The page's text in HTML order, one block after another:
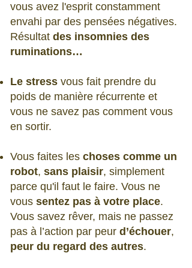
vous avez l'esprit constamment
envahi par des pensées négatives.
Résultat des insomnies des
ruminations…
Le stress vous fait prendre du
poids de manière récurrente et
vous ne savez pas comment vous
en sortir.
Vous faites les choses comme un
robot, sans plaisir, simplement
parce qu'il faut le faire. Vous ne
vous sentez pas à votre place.
Vous savez rêver, mais ne passez
pas à l’action par peur d’échouer,
peur du regard des autres.​